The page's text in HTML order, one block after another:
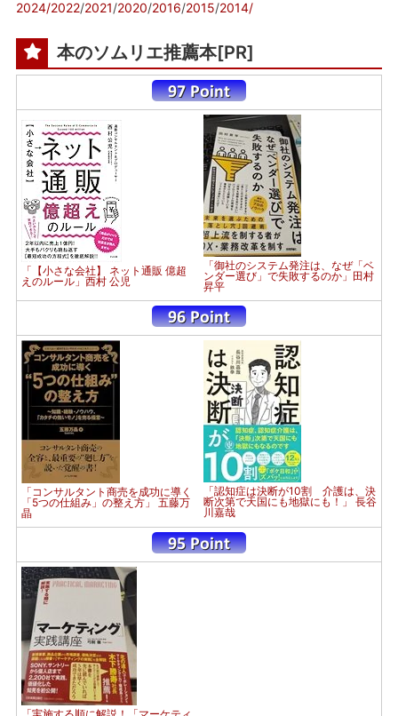
2024/2022/2021/2020/2016/2015/2014/
本のソムリエ推薦本[PR]
「【小さな会社】 ネット通販 億超
えのルール」西村 公児
「御社のシステム発注は、なぜ「ベ
ンダー選び」で失敗するのか」田村
昇平
「コンサルタント商売を成功に導く
「5つの仕組み」の整え方」 五藤万
晶
「認知症は決断が10割 介護は、決
断次第で天国にも地獄にも！」 長谷
川嘉哉